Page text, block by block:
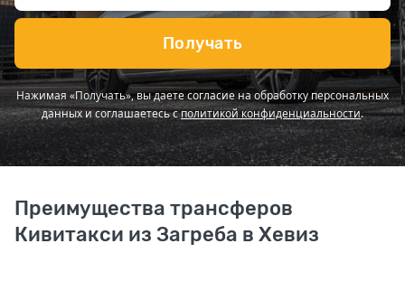
Получать
Нажимая «Получать», вы даете согласие на обработку персональных
данных и соглашаетесь сполитикой конфиденциальности.
Преимущества трансферов
Кивитакси из Загреба в Хевиз